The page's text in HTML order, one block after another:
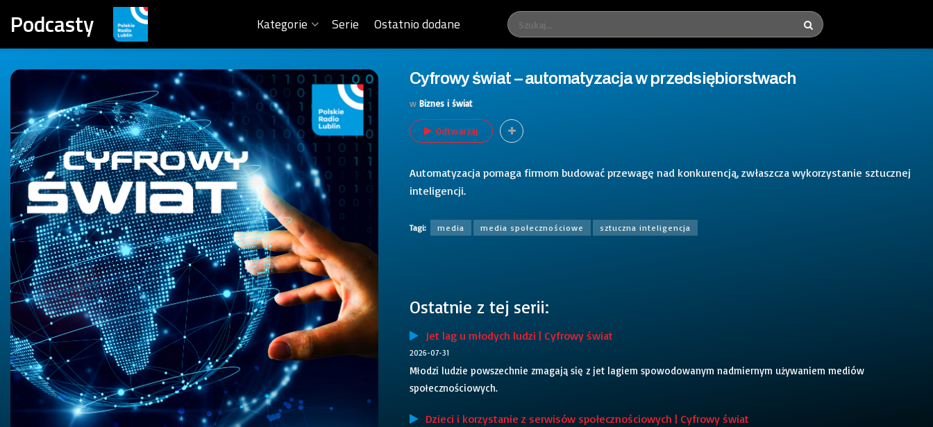
Podcasty Kategorie Serie Ostatnio dodane
Cyfrowy świat – automatyzacja w przedsiębiorstwach
w Biznes i świat
Odtwarzaj
Automatyzacja pomaga firmom budować przewagę nad konkurencją, zwłaszcza wykorzystanie sztucznej
inteligencji.
Tagi: media media społecznościowe sztuczna inteligencja
Ostatnie z tej serii:
Jet lag u młodych ludzi | Cyfrowy świat
2026-07-31
Młodzi ludzie powszechnie zmagają się z jet lagiem spowodowanym nadmiernym używaniem mediów
społecznościowych.
Dzieci i korzystanie z serwisów społecznościowych | Cyfrowy świat